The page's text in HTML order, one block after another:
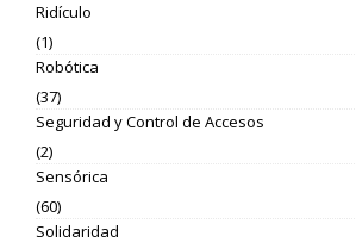
Ridículo
(1)
Robótica
(37)
Seguridad y Control de Accesos
(2)
Sensórica
(60)
Solidaridad